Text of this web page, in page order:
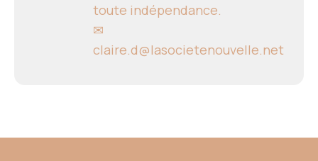
toute indépendance.
✉
claire.d@lasocietenouvelle.net